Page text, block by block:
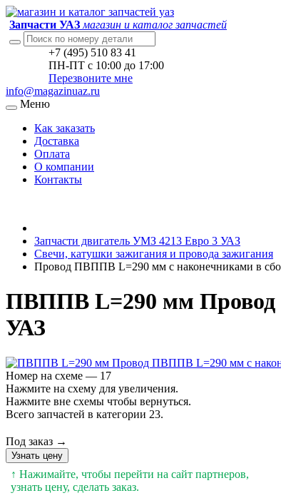
Запчасти УАЗ магазин и каталог запчастей
+7 (495) 510 83 41
ПН-ПТ с 10:00 до 17:00
Перезвоните мне
info@magazinuaz.ru
Меню
Как заказать
Доставка
Оплата
О компании
Контакты
Запчасти двигатель УМЗ 4213 Евро 3 УАЗ
Свечи, катушки зажигания и провода зажигания
Провод ПВППВ L=290 мм с наконечниками в
ПВППВ L=290 мм Провод
УАЗ
Номер на схеме — 17
Нажмите на схему для увеличения.
Нажмите вне схемы чтобы вернуться.
Всего запчастей в категории 23.
Под заказ →
Узнать цену
↑ Нажимайте, чтобы перейти на сайт партнеров,
узнать цену, сделать заказ.